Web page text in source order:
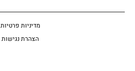
מדיניות פרטיות
הצהרת נגישות